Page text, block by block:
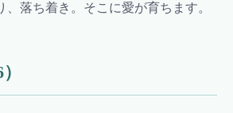
、落ち着き。そこに愛が育ちます。